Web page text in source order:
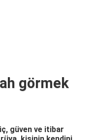
görmek
güven ve itibar